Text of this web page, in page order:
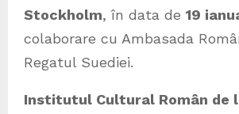
Stockholm, în data de 19
colaborare cu Ambasada
Regatul Suediei.
Institutul Cultural Român de